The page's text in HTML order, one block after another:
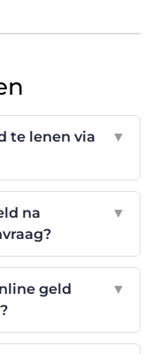
te lenen via
▼
na
▼
geld
▼